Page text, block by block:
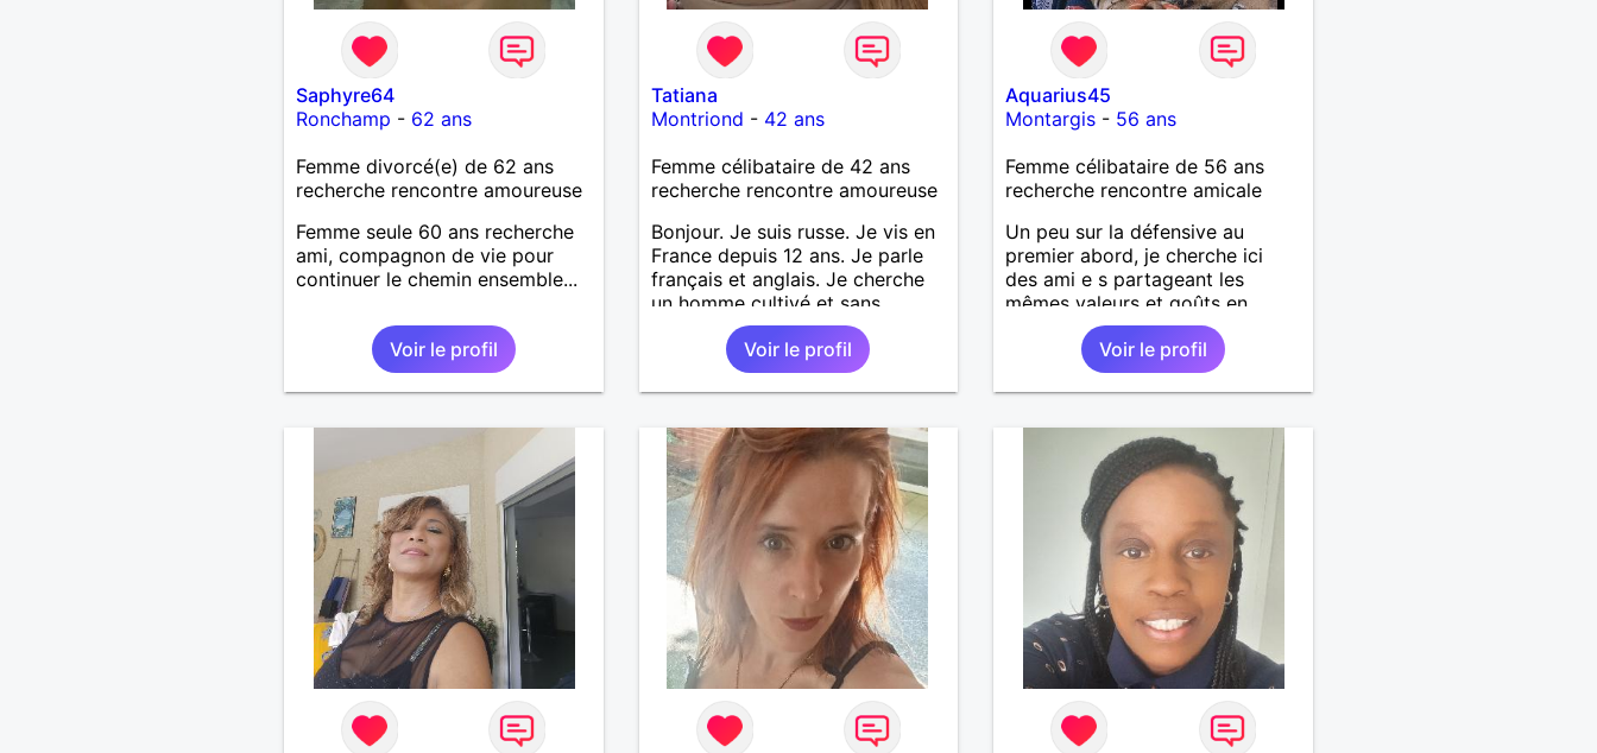
Saphyre64
Ronchamp - 62 ans
Femme divorcé(e) de 62 ans
recherche rencontre amoureuse
Femme seule 60 ans recherche
ami, compagnon de vie pour
continuer le chemin ensemble...
Voir le profil
Tatiana
Montriond - 42 ans
Femme célibataire de 42 ans
recherche rencontre amoureuse
Bonjour. Je suis russe. Je vis en
France depuis 12 ans. Je parle
français et anglais. Je cherche
un homme cultivé et sans
mauvaises habitudes, pour une
relation stable et gentille.
Voir le profil
Aquarius45
Montargis - 56 ans
Femme célibataire de 56 ans
recherche rencontre amicale
Un peu sur la défensive au
premier abord, je cherche ici
des ami e s partageant les
mêmes valeurs et goûts en
commun pour sorties en toute
simplicité et bienveillance
Voir le profil